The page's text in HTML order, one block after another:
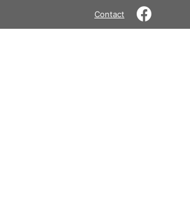
Contact